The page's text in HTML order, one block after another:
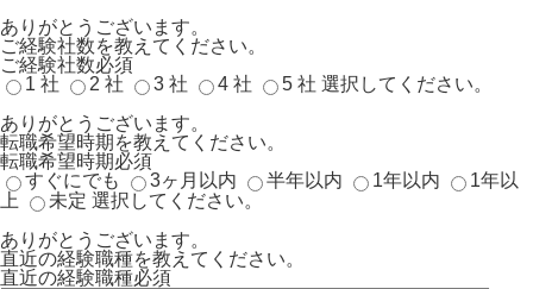
ありがとうございます。
ご経験社数を教えてください。
ご経験社数必須
1 社
2 社 3 社 4 社 5 社 選択してください。
ありがとうございます。
転職希望時期を教えてください。
転職希望時期必須
すぐにでも
3ヶ月以内 半年以内 1年以内
1年以
上
未定 選択してください。
ありがとうございます。
直近の経験職種を教えてください。
直近の経験職種必須